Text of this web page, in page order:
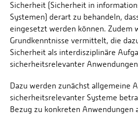
Sicherheit (Sicherheit in
Systemen) derart zu behandeln,
eingesetzt werden können. Zudem
Grundkenntnisse vermittelt, die
Sicherheit als interdisziplinäre
sicherheitsrelevanter
Dazu werden zunächst allgemeine
sicherheitsrelevanter Systeme
Bezug zu konkreten Anwendungen